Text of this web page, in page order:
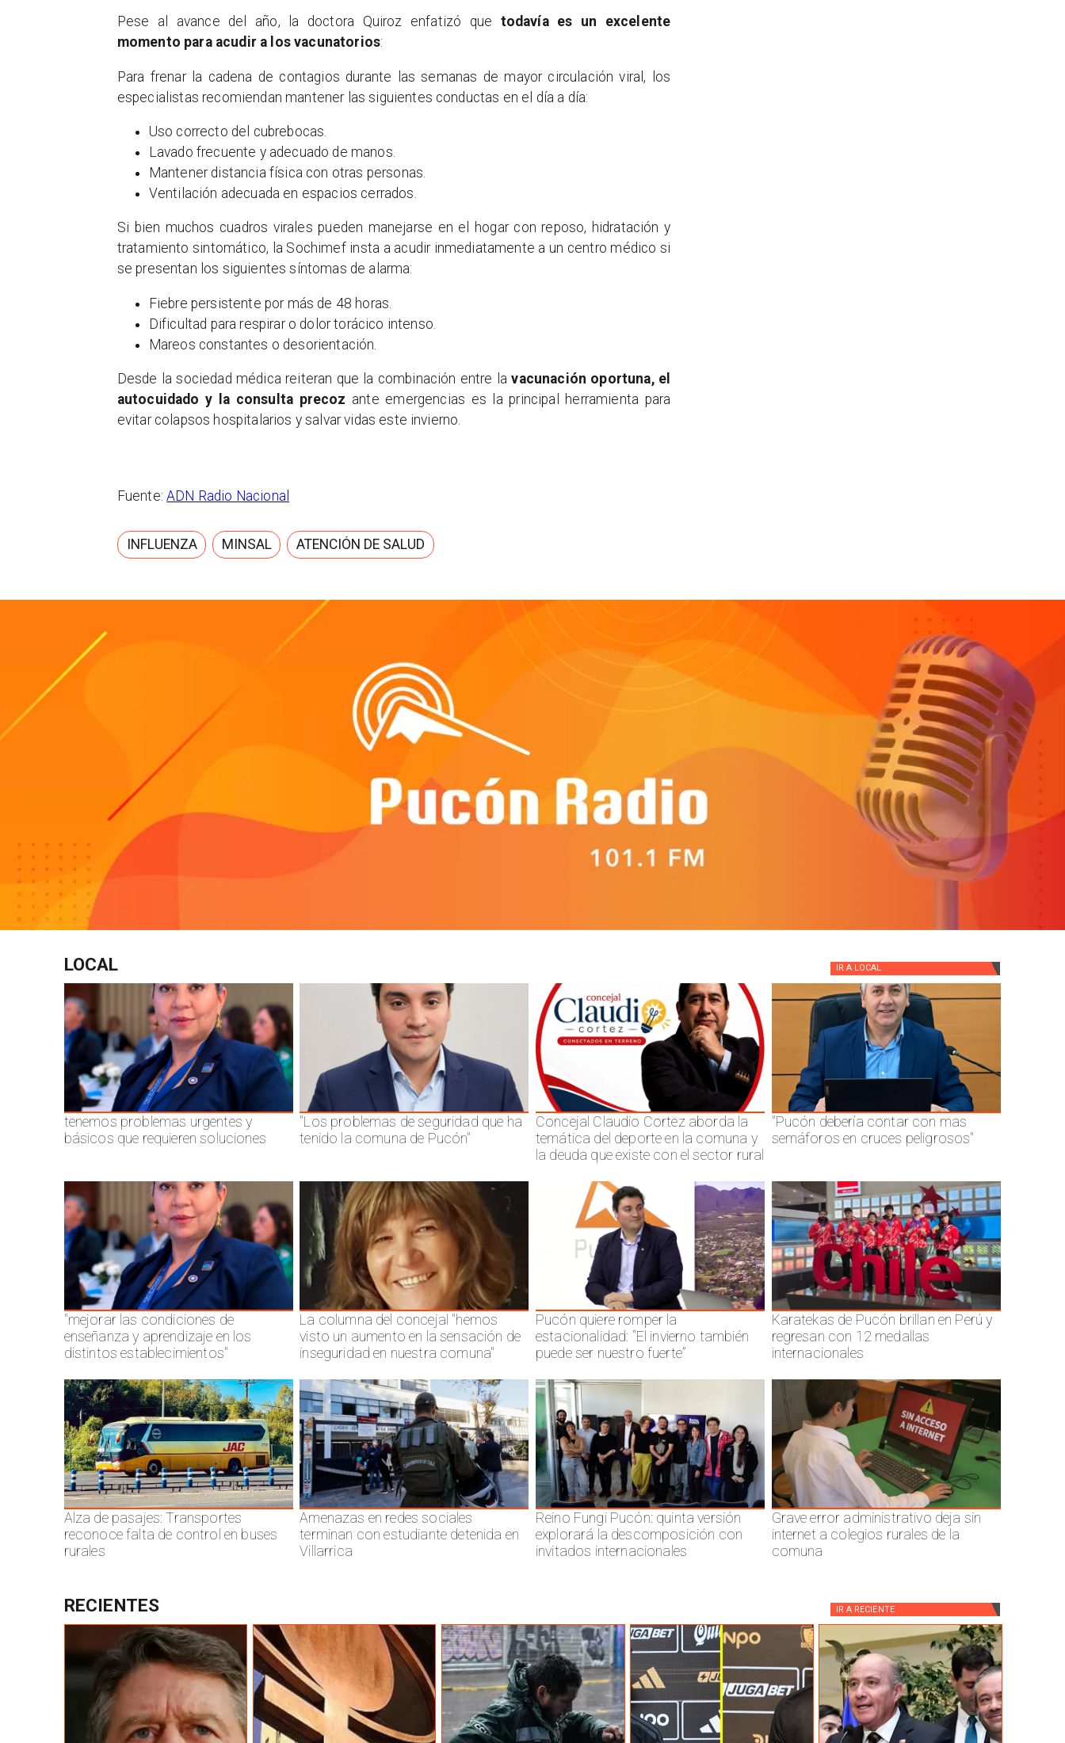
Pese al avance del año, la doctora Quiroz enfatizó que todavía es un excelente
momento para acudir a los vacunatorios:
Para frenar la cadena de contagios durante las semanas de mayor circulación viral, los
especialistas recomiendan mantener las siguientes conductas en el día a día:
Uso correcto del cubrebocas.
Lavado frecuente y adecuado de manos.
Mantener distancia física con otras personas.
Ventilación adecuada en espacios cerrados.
Si bien muchos cuadros virales pueden manejarse en el hogar con reposo, hidratación y
tratamiento sintomático, la Sochimef insta a acudir inmediatamente a un centro médico si
se presentan los siguientes síntomas de alarma:
Fiebre persistente por más de 48 horas.
Dificultad para respirar o dolor torácico intenso.
Mareos constantes o desorientación.
Desde la sociedad médica reiteran que la combinación entre lavacunación oportuna, el
autocuidado y la consulta precoz ante emergencias es la principal herramienta para
evitar colapsos hospitalarios y salvar vidas este invierno.
Fuente:ADN Radio Nacional
INFLUENZA MINSAL ATENCIÓN DE SALUD
LOCAL IR A LOCAL
tenemos problemas urgentes y
básicos que requieren soluciones
"Los problemas de seguridad que ha
tenido la comuna de Pucón"
Concejal Claudio Cortez aborda la
temática del deporte en la comuna y
la deuda que existe con el sector rural
"Pucón debería contar con mas
semáforos en cruces peligrosos"
"mejorar las condiciones de
enseñanza y aprendizaje en los
distintos establecimientos"
La columna del concejal "hemos
visto un aumento en la sensación de
inseguridad en nuestra comuna"
Pucón quiere romper la
estacionalidad: “El invierno también
puede ser nuestro fuerte”
Karatekas de Pucón brillan en Perú y
regresan con 12 medallas
internacionales
Alza de pasajes: Transportes
reconoce falta de control en buses
rurales
Amenazas en redes sociales
terminan con estudiante detenida en
Villarrica
Reino Fungi Pucón: quinta versión
explorará la descomposición con
invitados internacionales
Grave error administrativo deja sin
internet a colegios rurales de la
comuna
RECIENTES IR A RECIENTE